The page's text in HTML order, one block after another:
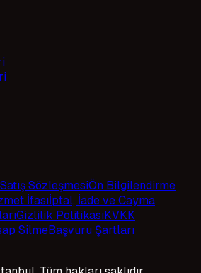
SözleşmesiÖn Bilgilendirme
İfasıİptal, İade ve Cayma
Gizlilik PolitikasıKVKK
SilmeBaşvuru Şartları